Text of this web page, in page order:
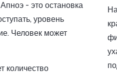
- это остановка
уровень
Человек может
количество